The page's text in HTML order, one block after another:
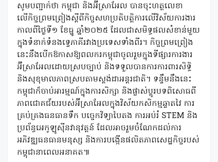
សូមបញ្ជាក់ថា កម្ពុជា និងអ៊ីស្រាអែល បានចុះហត្ថលេខា
លើកិច្ចព្រមព្រៀងស្តីពីកិច្ចសហប្រតិបត្តិការលើវិស័យការងារ
កាលពីថ្ងៃទី១ ខែធ្នូ ឆ្នាំ២០២៥ ដែលជាសមិទ្ធផលសំខាន់មួយ
ក្នុងទំនាក់ទំនងទ្វេភាគីរវាងប្រទេសទាំងពីរ។ កិច្ចព្រមព្រៀង
នេះនឹងបើកឱកាសឱ្យពលករកម្ពុជាចូលរួមក្នុងទីផ្សារការងារ
អ៊ីស្រាអែលដោយស្របច្បាប់ និងទទួលបានការការពារសិទ្ធិ
និងសុខុមាលភាពស្របតាមស្តង់ដាអន្តរជាតិ។ ទន្ទឹមនឹងនេះ
កម្ពុជាក៏ចាប់អារម្មណ៍ក្នុងការសិក្សា និងផ្លាស់ប្តូរបទពិសោធពី
ភាពជោគជ័យរបស់អ៊ីស្រាអែលក្នុងវិស័យកសិកម្មឆ្លាតវៃ ការ
គ្រប់គ្រងធនធានទឹក បច្ចេកវិទ្យាបៃតង ការអប់រំ STEM និង
ប្រព័ន្ធអេកូឡូស៊ីនវានុវត្តន៍ ដែលអាចរួមចំណែកដល់ការ
អភិវឌ្ឍធនធានមនុស្ស និងការបង្កើនផលិតភាពសេដ្ឋកិច្ចរបស់
កម្ពុជានាពេលអនាគត៕